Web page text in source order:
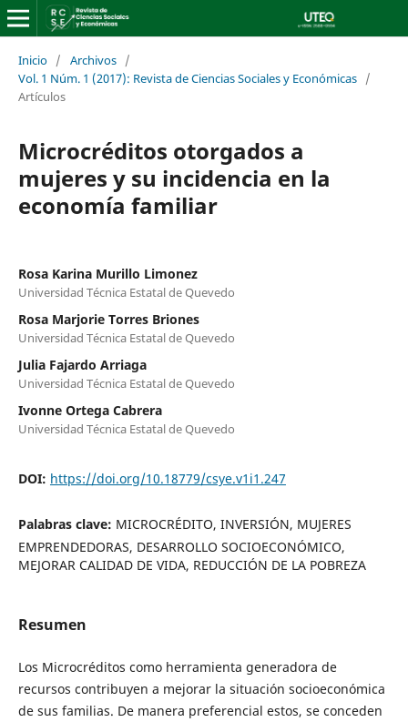
Inicio / Archivos /
Vol. 1 Núm. 1 (2017): Revista de Ciencias Sociales y Económicas /
Artículos
Microcréditos otorgados a
mujeres y su incidencia en la
economía familiar
Rosa Karina Murillo Limonez
Universidad Técnica Estatal de Quevedo
Rosa Marjorie Torres Briones
Universidad Técnica Estatal de Quevedo
Julia Fajardo Arriaga
Universidad Técnica Estatal de Quevedo
Ivonne Ortega Cabrera
Universidad Técnica Estatal de Quevedo
DOI: https://doi.org/10.18779/csye.v1i1.247
Palabras clave: MICROCRÉDITO, INVERSIÓN, MUJERES
EMPRENDEDORAS, DESARROLLO SOCIOECONÓMICO,
MEJORAR CALIDAD DE VIDA, REDUCCIÓN DE LA POBREZA
Resumen
Los Microcréditos como herramienta generadora de
recursos contribuyen a mejorar la situación socioeconómica
de sus familias. De manera preferencial estos, se conceden